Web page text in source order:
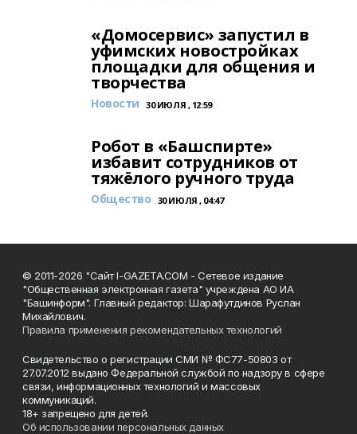
«Домосервис» запустил в
уфимских новостройках
площадки для общения и
творчества
Новости 30 ИЮЛЯ , 12:59
Робот в «Башспирте»
избавит сотрудников от
тяжёлого ручного труда
Общество 30 ИЮЛЯ , 04:47
© 2011-2026 "Сайт I-GAZETA.COM - Сетевое издание
"Общественная электронная газета" учреждена АО ИА
"Башинформ". Главный редактор: Шарафутдинов Руслан
Михайлович.
Правила применения рекомендательных технологий
Свидетельство о регистрации СМИ № ФС77-50803 от
27.07.2012 выдано Федеральной службой по надзору в сфере
связи, информационных технологий и массовых
коммуникаций.
18+ запрещено для детей.
Об использовании персональных данных